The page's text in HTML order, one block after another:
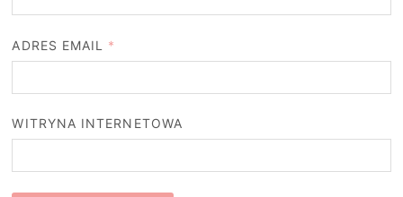
ADRES EMAIL *
WITRYNA INTERNETOWA